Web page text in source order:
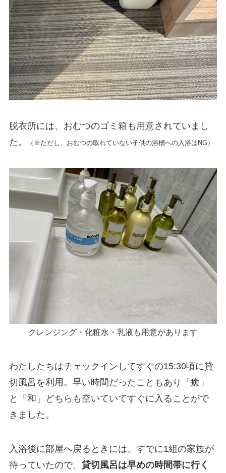
脱衣所には、おむつのゴミ箱も用意されていまし
た。
（※ただし、おむつの取れていない子供の浴槽への入浴はNG）
クレンジング・化粧水・乳液も用意があります
わたしたちはチェックインしてすぐの15:30頃に貸
切風呂を利用。早い時間だったこともあり「癒」
と「和」どちらも空いていてすぐに入ることがで
きました。
入浴後に部屋へ戻るときには、すでに1組の家族が
待っていたので、 貸切風呂は早めの時間帯に行く